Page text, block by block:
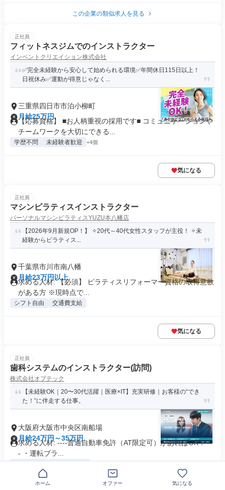
この企業の類似求人を見る
正社員
フィットネスジムでのインストラクター
インベントクリエイション株式会社
✅完全未経験から安心して始められる環境✅年間休日115日以上！
日祝休み✅運動が得意じゃなく...
三重県四日市市泊小柳町
月給25万円
【応募資格】 ■お人柄重視の採用です■ コミュニケーションや
チームワークを大切にできる...
学歴不問 未経験者歓迎 +4個
気になる
正社員
マシンピラティスインストラクター
パーソナルマシンピラティスYUZU本八幡店
【2026年9月新規OP！】 ✧20代～40代女性スタッフが主役！ ✧未
経験からピラティス...
千葉県市川市南八幡
月給23万円以上
求める人材: 【必須】 ピラティスリフォーマー資格の取得意欲
がある方 ※現時点で...
シフト自由 交通費支給
気になる
正社員
歯科システムのインストラクター(訪問)
株式会社オプテック
【未経験OK｜20〜30代活躍｜医療×IT】充実研修｜お客様の“でき
た！”に伴走する仕事。
大阪府大阪市中央区南船場
月給24万円～35万円
求める人材: ----普通自動車免許（AT限定可）があればOK！---
- ・運転ブラ...
ホーム オファー 気になる